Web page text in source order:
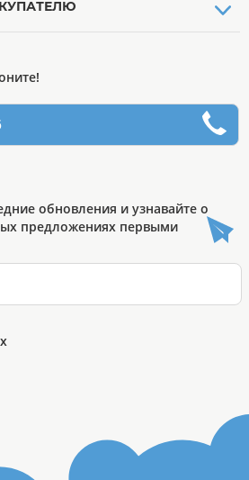
обновления и узнавайте о
предложениях первыми